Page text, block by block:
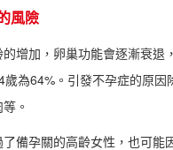
風險
增加，卵巢功能會逐漸衰
為64%。引發不孕症的原
。
備孕關的高齡女性，也可